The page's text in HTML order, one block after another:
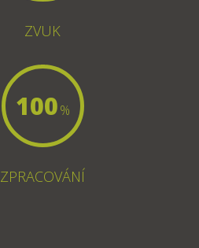
ZVUK
100%
ZPRACOVÁNÍ